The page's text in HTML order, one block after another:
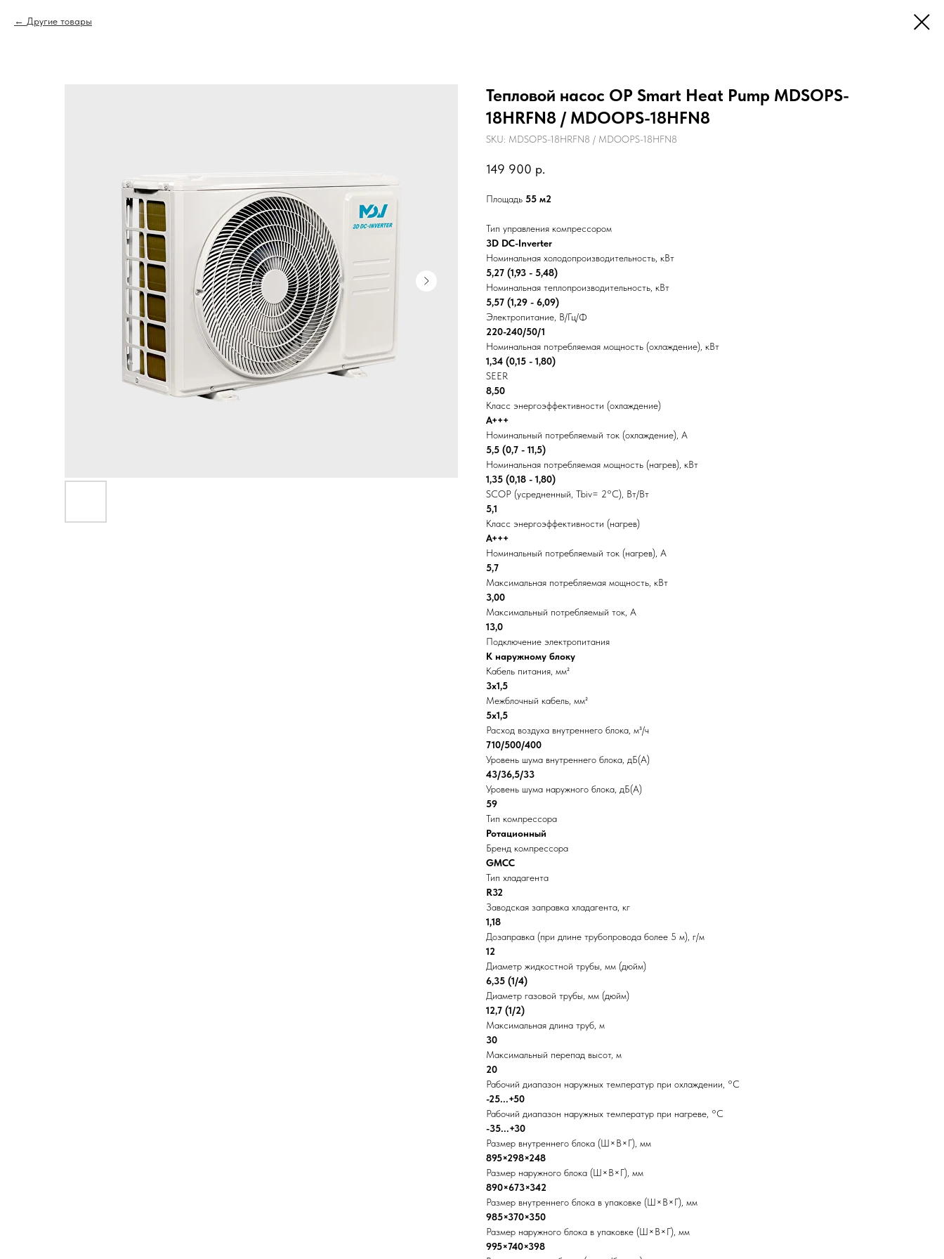
Другие товары
Тепловой насос OP Smart Heat Pump MDSOPS-
18HRFN8 / MDOOPS-18HFN8
SKU: MDSOPS-18HRFN8 / MDOOPS-18HFN8
149 900 р.
Площадь 55 м2
Тип управления компрессором
3D DC-Inverter
Номинальная холодопроизводительность, кВт
5,27 (1,93 - 5,48)
Номинальная теплопроизводительность, кВт
5,57 (1,29 - 6,09)
Электропитание, В/Гц/Ф
220-240/50/1
Номинальная потребляемая мощность (охлаждение), кВт
1,34 (0,15 - 1,80)
SEER
8,50
Класс энергоэффективности (охлаждение)
A+++
Номинальный потребляемый ток (охлаждение), А
5,5 (0,7 - 11,5)
Номинальная потребляемая мощность (нагрев), кВт
1,35 (0,18 - 1,80)
SCOP (усредненный, Tbiv= 2°C), Вт/Вт
5,1
Класс энергоэффективности (нагрев)
A+++
Номинальный потребляемый ток (нагрев), А
5,7
Максимальная потребляемая мощность, кВт
3,00
Максимальный потребляемый ток, А
13,0
Подключение электропитания
К наружному блоку
Кабель питания, мм²
3х1,5
Межблочный кабель, мм²
5х1,5
Расход воздуха внутреннего блока, м³/ч
710/500/400
Уровень шума внутреннего блока, дБ(А)
43/36,5/33
Уровень шума наружного блока, дБ(А)
59
Тип компрессора
Ротационный
Бренд компрессора
GMCC
Тип хладагента
R32
Заводская заправка хладагента, кг
1,18
Дозаправка (при длине трубопровода более 5 м), г/м
12
Диаметр жидкостной трубы, мм (дюйм)
6,35 (1/4)
Диаметр газовой трубы, мм (дюйм)
12,7 (1/2)
Максимальная длина труб, м
30
Максимальный перепад высот, м
20
Рабочий диапазон наружных температур при охлаждении, °C
-25...+50
Рабочий диапазон наружных температур при нагреве, °C
-35...+30
Размер внутреннего блока (Ш×В×Г), мм
895×298×248
Размер наружного блока (Ш×В×Г), мм
890×673×342
Размер внутреннего блока в упаковке (Ш×В×Г), мм
985×370×350
Размер наружного блока в упаковке (Ш×В×Г), мм
995×740×398